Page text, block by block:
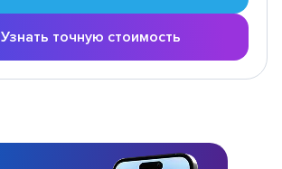
Узнать точную стоимость